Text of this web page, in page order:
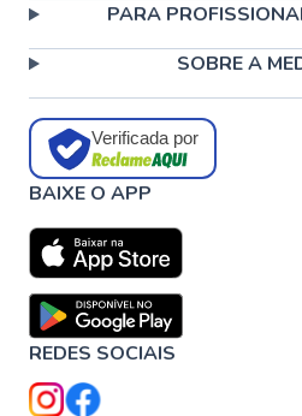
PARA
SOBRE A
Verificada por
BAIXE O APP
REDES SOCIAIS